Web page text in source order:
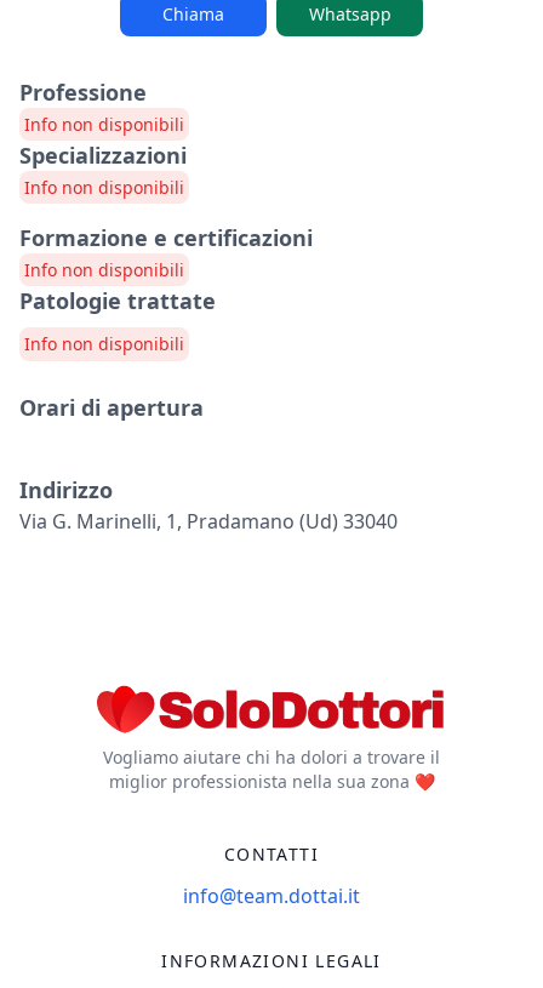
Chiama Whatsapp
Professione
Info non disponibili
Specializzazioni
Info non disponibili
Formazione e certificazioni
Info non disponibili
Patologie trattate
Info non disponibili
Orari di apertura
Indirizzo
Via G. Marinelli, 1, Pradamano (ud) 33040
Vogliamo aiutare chi ha dolori a trovare il
miglior professionista nella sua zona ❤️
CONTATTI
info@team.dottai.it
INFORMAZIONI LEGALI